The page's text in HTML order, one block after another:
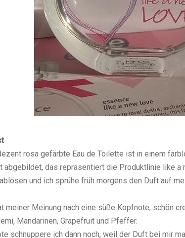
rosa gefärbte Eau de Toilette ist in einem
abgebildet, das repräsentiert die Produktlinie like
und ich sprühe früh morgens den Duft auf
meiner Meinung nach eine süße Kopfnote, schön
Mandarinen, Grapefruit und Pfeffer.
schnuppere ich dann noch, weil der Duft bei mir